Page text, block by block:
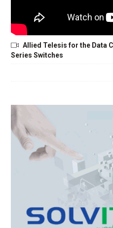
Allied Telesis for the Data
Series Switches